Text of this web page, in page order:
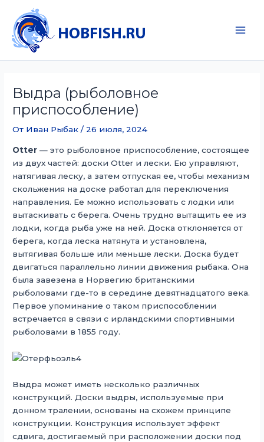
содержимому
Выдра (рыболовное
приспособление)
От Иван Рыбак/ 26 июля, 2024
Otter — это рыболовное приспособление, состоящее
из двух частей: доски Otter и лески. Ею управляют,
натягивая леску, а затем отпуская ее, чтобы механизм
скольжения на доске работал для переключения
направления. Ее можно использовать с лодки или
вытаскивать с берега. Очень трудно вытащить ее из
лодки, когда рыба уже на ней. Доска отклоняется от
берега, когда леска натянута и установлена,
вытягивая больше или меньше лески. Доска будет
двигаться параллельно линии движения рыбака. Она
была завезена в Норвегию британскими
рыболовами где-то в середине девятнадцатого века.
Первое упоминание о таком приспособлении
встречается в связи с ирландскими спортивными
рыболовами в 1855 году.
Выдра может иметь несколько различных
конструкций. Доски выдры, используемые при
донном тралении, основаны на схожем принципе
конструкции. Конструкция использует эффект
сдвига, достигаемый при расположении доски под